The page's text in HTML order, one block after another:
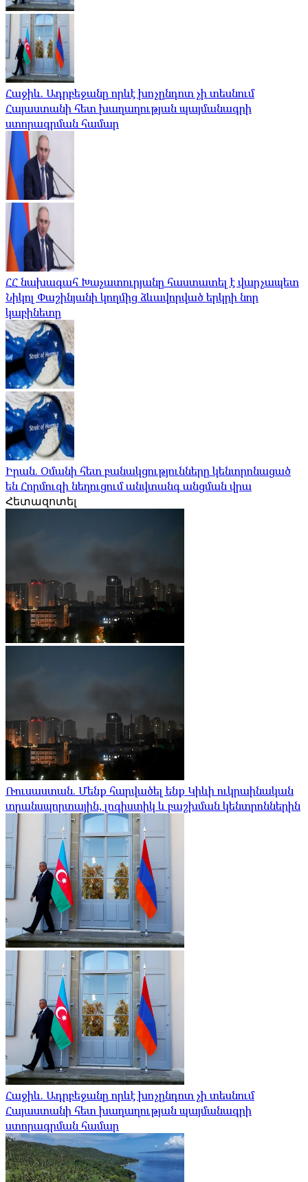
Հաջիև. Ադրբեջանը որևէ խոչընդոտ չի տեսնում
Հայաստանի հետ խաղաղության պայմանագրի
ստորագրման համար
ՀՀ նախագահ Խաչատուրյանը հաստատել է վարչապետ
Նիկոլ Փաշինյանի կողմից ձևավորված երկրի նոր
կաբինետը
Իրան. Օմանի հետ բանակցությունները կենտրոնացած
են Հորմուզի նեղուցում անվտանգ անցման վրա
Հետազոտել
Ռուսաստան. Մենք հարվածել ենք Կիևի ուկրաինական
տրանսպորտային, լոգիստիկ և բաշխման կենտրոններին
Հաջիև. Ադրբեջանը որևէ խոչընդոտ չի տեսնում
Հայաստանի հետ խաղաղության պայմանագրի
ստորագրման համար